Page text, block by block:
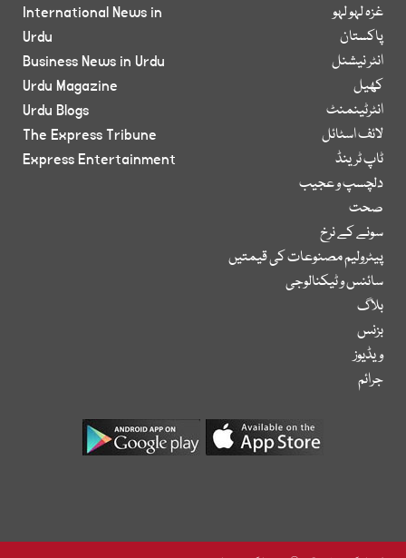
غزہ لہو لہو
پاکستان
انٹر نیشنل
کھیل
انٹرٹینمنٹ
لائف اسٹائل
ٹاپ ٹرینڈ
دلچسپ و عجیب
صحت
سونے کے نرخ
پیٹرولیم مصنوعات کی قیمتیں
سائنس و ٹیکنالوجی
بلاگ
بزنس
ویڈیوز
جرائم
International News in
Urdu
Business News in Urdu
Urdu Magazine
Urdu Blogs
The Express Tribune
Express Entertainment